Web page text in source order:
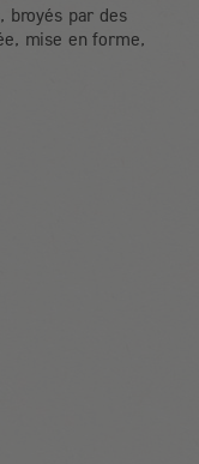
broyés par des
mise en forme,